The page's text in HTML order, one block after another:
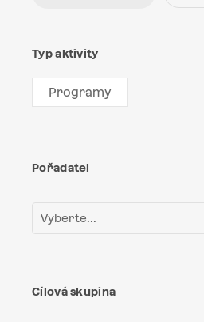
Typ aktivity
Programy
Pořadatel
Vyberte...
Cílová skupina